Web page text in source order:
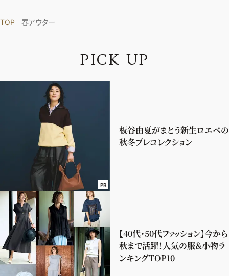
TOP 春アウター
PICK UP
PR
板谷由夏がまとう新生ロエベの
秋冬プレコレクション
【40代・50代ファッション】今から
秋まで活躍！人気の服＆小物ラ
ンキングTOP10